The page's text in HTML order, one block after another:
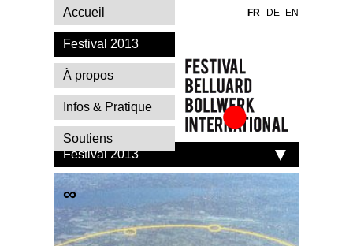
Festival Belluard
International
Festival 2013
∞
Accueil
Festival 2013
À propos
Infos & Pratique
Soutiens
FR DE EN